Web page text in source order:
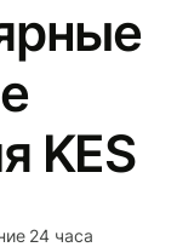
KES
24 часа